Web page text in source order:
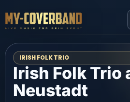
IRISH FOLK TRIO
Irish Folk Trio
Neustadt